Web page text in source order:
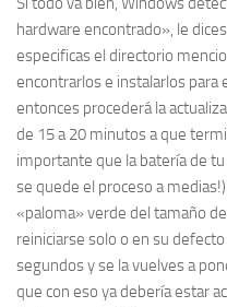
hardware encontrado», le
especificas el directorio
encontrarlos e instalarlos para
entonces procederá la
de 15 a 20 minutos a que
importante que la batería de
se quede el proceso a
«paloma» verde del tamaño
reiniciarse solo o en su
segundos y se la vuelves a
que con eso ya debería estar